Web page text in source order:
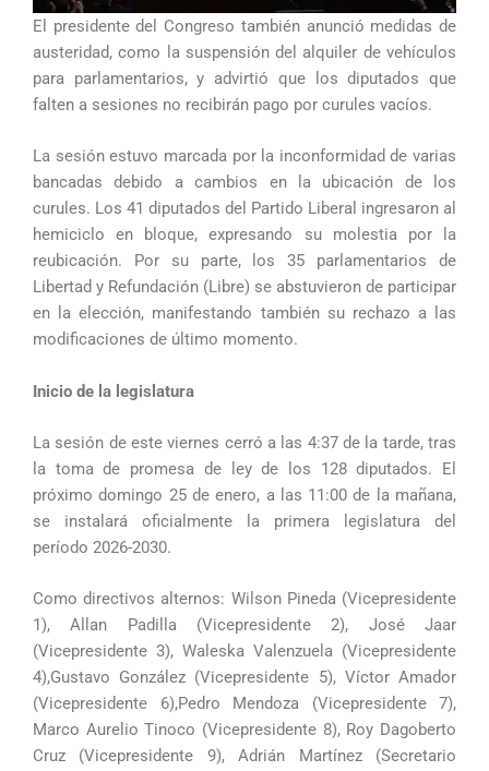
El presidente del Congreso también anunció medidas de
austeridad, como la suspensión del alquiler de vehículos
para parlamentarios, y advirtió que los diputados que
falten a sesiones no recibirán pago por curules vacíos.
La sesión estuvo marcada por la inconformidad de varias
bancadas debido a cambios en la ubicación de los
curules. Los 41 diputados del Partido Liberal ingresaron al
hemiciclo en bloque, expresando su molestia por la
reubicación. Por su parte, los 35 parlamentarios de
Libertad y Refundación (Libre) se abstuvieron de participar
en la elección, manifestando también su rechazo a las
modificaciones de último momento.
Inicio de la legislatura
La sesión de este viernes cerró a las 4:37 de la tarde, tras
la toma de promesa de ley de los 128 diputados. El
próximo domingo 25 de enero, a las 11:00 de la mañana,
se instalará oficialmente la primera legislatura del
período 2026-2030.
Como directivos alternos: Wilson Pineda (Vicepresidente
1), Allan Padilla (Vicepresidente 2), José Jaar
(Vicepresidente 3), Waleska Valenzuela (Vicepresidente
4),Gustavo González (Vicepresidente 5), Víctor Amador
(Vicepresidente 6),Pedro Mendoza (Vicepresidente 7),
Marco Aurelio Tinoco (Vicepresidente 8), Roy Dagoberto
Cruz (Vicepresidente 9), Adrián Martínez (Secretario